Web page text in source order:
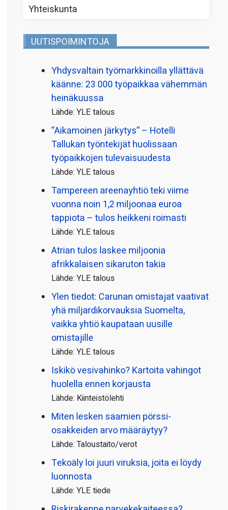
Yhteiskunta
UUTISPOIMINTOJA
Yhdysvaltain työmarkkinoilla yllättävä
käänne: 23 000 työpaikkaa vähemmän
heinäkuussa
Lähde: YLE talous
”Aikamoinen järkytys” – Hotelli
Tallukan työntekijät huolissaan
työpaikkojen tulevaisuudesta
Lähde: YLE talous
Tampereen areenayhtiö teki viime
vuonna noin 1,2 miljoonaa euroa
tappiota – tulos heikkeni roimasti
Lähde: YLE talous
Atrian tulos laskee miljoonia
afrikkalaisen sikaruton takia
Lähde: YLE talous
Ylen tiedot: Carunan omistajat vaativat
yhä miljardi­korvauksia Suomelta,
vaikka yhtiö kaupataan uusille
omistajille
Lähde: YLE talous
Iskikö vesivahinko? Kartoita vahingot
huolella ennen korjausta
Lähde: Kiinteistölehti
Miten lesken saamien pörssi­
osakkeiden arvo määräytyy?
Lähde: Taloustaito/verot
Tekoäly loi juuri viruksia, joita ei löydy
luonnosta
Lähde: YLE tiede